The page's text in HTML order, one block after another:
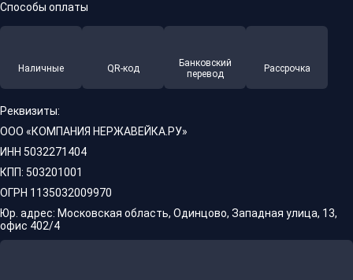
Способы оплаты
Наличные QR-код
Банковский
перевод
Рассрочка
Реквизиты:
ООО «КОМПАНИЯ НЕРЖАВЕЙКА.РУ»
ИНН 5032271404
КПП: 503201001
ОГРН 1135032009970
Юр. адрес: Московская область, Одинцово, Западная улица, 13,
офис 402/4